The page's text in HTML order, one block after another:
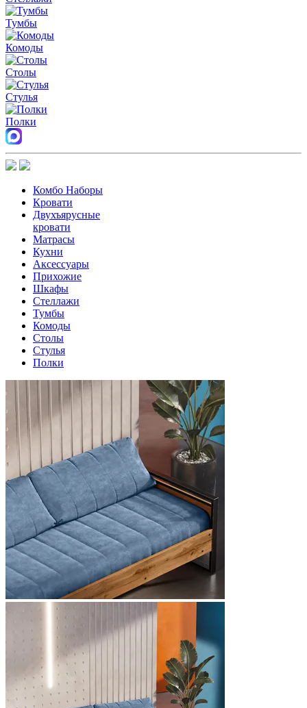
Тумбы
Комоды
Столы
Стулья
Полки
Комбо Наборы
Кровати
Двухъярусные
кровати
Матрасы
Кухни
Аксессуары
Прихожие
Шкафы
Стеллажи
Тумбы
Комоды
Столы
Стулья
Полки